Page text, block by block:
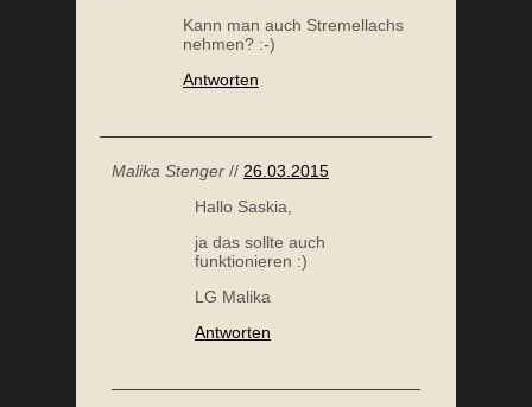
Kann man auch Stremellachs
nehmen? :-)
Antworten
Malika Stenger // 26.03.2015
Hallo Saskia,
ja das sollte auch
funktionieren :)
LG Malika
Antworten